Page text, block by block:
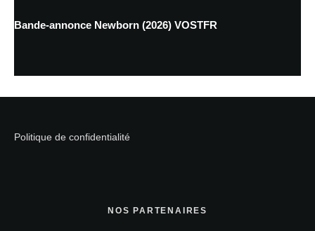
Bande-annonce Newborn (2026) VOSTFR
Politique de confidentialité
NOS PARTENAIRES